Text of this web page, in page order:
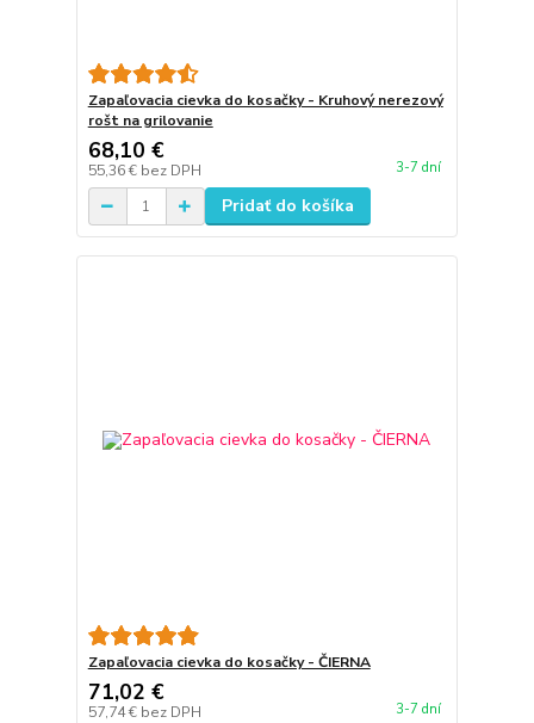
Zapaľovacia cievka do kosačky - Kruhový nerezový
rošt na grilovanie
68,10 €
55,36 € bez DPH 3-7 dní
Pridať do košíka
Zapaľovacia cievka do kosačky - ČIERNA
71,02 €
57,74 € bez DPH 3-7 dní